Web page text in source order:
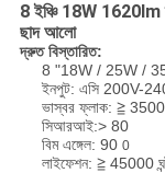
8 ইঞ্চি 18W 1620lm
ছাদআলো
দ্রুত বিস্তারিত:
8 "18W / 25W /
ইনপুট: এসি 200V-
ভাস্বর ফ্লাক: ≧ 3500
সিআরআই:> 80
বিম এঙ্গেল: 90 0
লাইফেশন: ≧ 45000